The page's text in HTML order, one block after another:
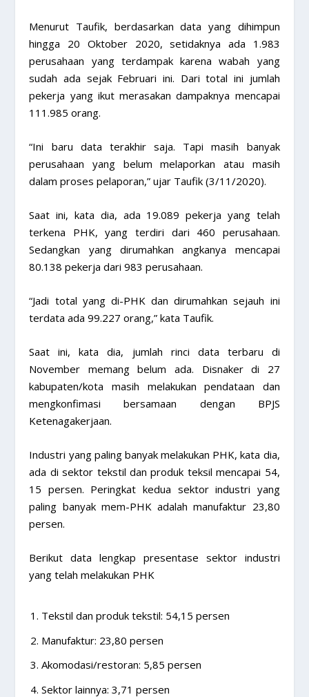
Menurut Taufik, berdasarkan data yang dihimpun
hingga 20 Oktober 2020, setidaknya ada 1.983
perusahaan yang terdampak karena wabah yang
sudah ada sejak Februari ini. Dari total ini jumlah
pekerja yang ikut merasakan dampaknya mencapai
111.985 orang.
“Ini baru data terakhir saja. Tapi masih banyak
perusahaan yang belum melaporkan atau masih
dalam proses pelaporan,” ujar Taufik (3/11/2020).
Saat ini, kata dia, ada 19.089 pekerja yang telah
terkena PHK, yang terdiri dari 460 perusahaan.
Sedangkan yang dirumahkan angkanya mencapai
80.138 pekerja dari 983 perusahaan.
“Jadi total yang di-PHK dan dirumahkan sejauh ini
terdata ada 99.227 orang,” kata Taufik.
Saat ini, kata dia, jumlah rinci data terbaru di
November memang belum ada. Disnaker di 27
kabupaten/kota masih melakukan pendataan dan
mengkonfimasi bersamaan dengan BPJS
Ketenagakerjaan.
Industri yang paling banyak melakukan PHK, kata dia,
ada di sektor tekstil dan produk teksil mencapai 54,
15 persen. Peringkat kedua sektor industri yang
paling banyak mem-PHK adalah manufaktur 23,80
persen.
Berikut data lengkap presentase sektor industri
yang telah melakukan PHK
Tekstil dan produk tekstil: 54,15 persen
Manufaktur: 23,80 persen
Akomodasi/restoran: 5,85 persen
Sektor lainnya: 3,71 persen